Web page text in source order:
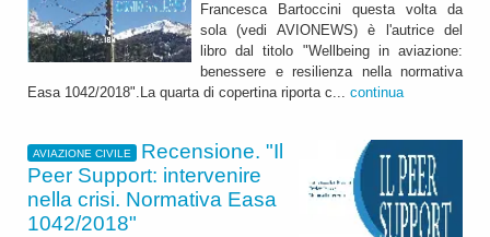
Francesca Bartoccini questa volta da
sola (vedi AVIONEWS) è l'autrice del
libro dal titolo "Wellbeing in aviazione:
benessere e resilienza nella normativa
Easa 1042/2018".La quarta di copertina riporta c... continua
AVIAZIONE CIVILE
Recensione. "Il
Peer Support: intervenire
nella crisi. Normativa Easa
1042/2018"